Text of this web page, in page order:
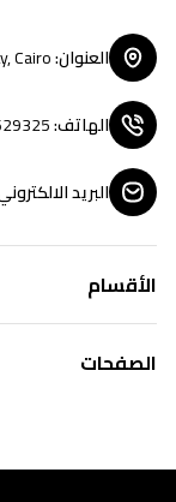
العنوان:
Cairo
الهاتف:
البريد
الأقسام
الصفحات